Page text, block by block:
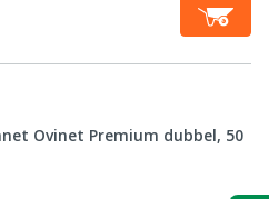
Ovinet Premium dubbel, 50